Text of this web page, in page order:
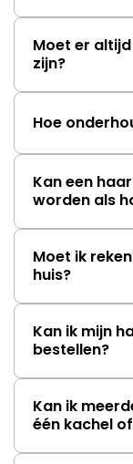
Moet er
zijn?
Hoe
Kan een
worden als
Moet ik
huis?
Kan ik mijn
bestellen?
Kan ik
één kachel